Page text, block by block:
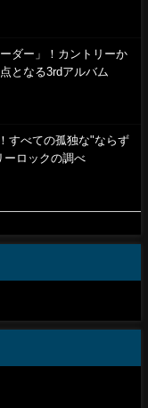
ダー」！カントリーか
となる3rdアルバム
すべての孤独な"ならず
ロックの調べ